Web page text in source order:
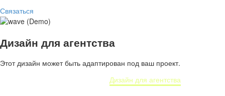
Связаться
Дизайн для агентства
Этот дизайн может быть адаптирован под ваш проект.
Дизайн для агентства